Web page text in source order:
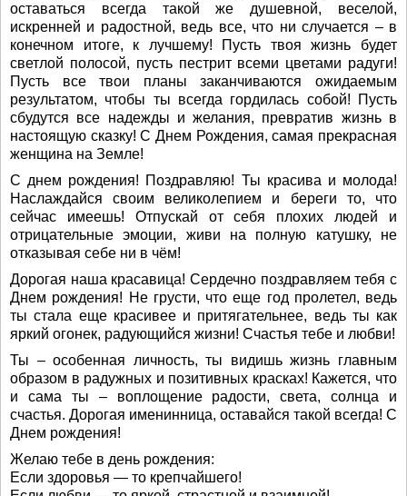
оставаться всегда такой же душевной, веселой,
искренней и радостной, ведь все, что ни случается – в
конечном итоге, к лучшему! Пусть твоя жизнь будет
светлой полосой, пусть пестрит всеми цветами радуги!
Пусть все твои планы заканчиваются ожидаемым
результатом, чтобы ты всегда гордилась собой! Пусть
сбудутся все надежды и желания, превратив жизнь в
настоящую сказку! С Днем Рождения, самая прекрасная
женщина на Земле!
С днем рождения! Поздравляю! Ты красива и молода!
Наслаждайся своим великолепием и береги то, что
сейчас имеешь! Отпускай от себя плохих людей и
отрицательные эмоции, живи на полную катушку, не
отказывая себе ни в чём!
Дорогая наша красавица! Сердечно поздравляем тебя с
Днем рождения! Не грусти, что еще год пролетел, ведь
ты стала еще красивее и притягательнее, ведь ты как
яркий огонек, радующийся жизни! Счастья тебе и любви!
Ты – особенная личность, ты видишь жизнь главным
образом в радужных и позитивных красках! Кажется, что
и сама ты – воплощение радости, света, солнца и
счастья. Дорогая именинница, оставайся такой всегда! С
Днем рождения!
Желаю тебе в день рождения:
Если здоровья — то крепчайшего!